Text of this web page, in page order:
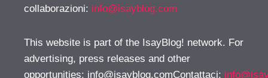
collaborazioni: info@isayblog.com
This website is part of the IsayBlog! network. For
advertising, press releases and other
opportunities: info@isayblog.comContattaci: